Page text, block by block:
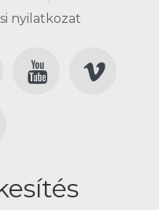
nyilatkozat